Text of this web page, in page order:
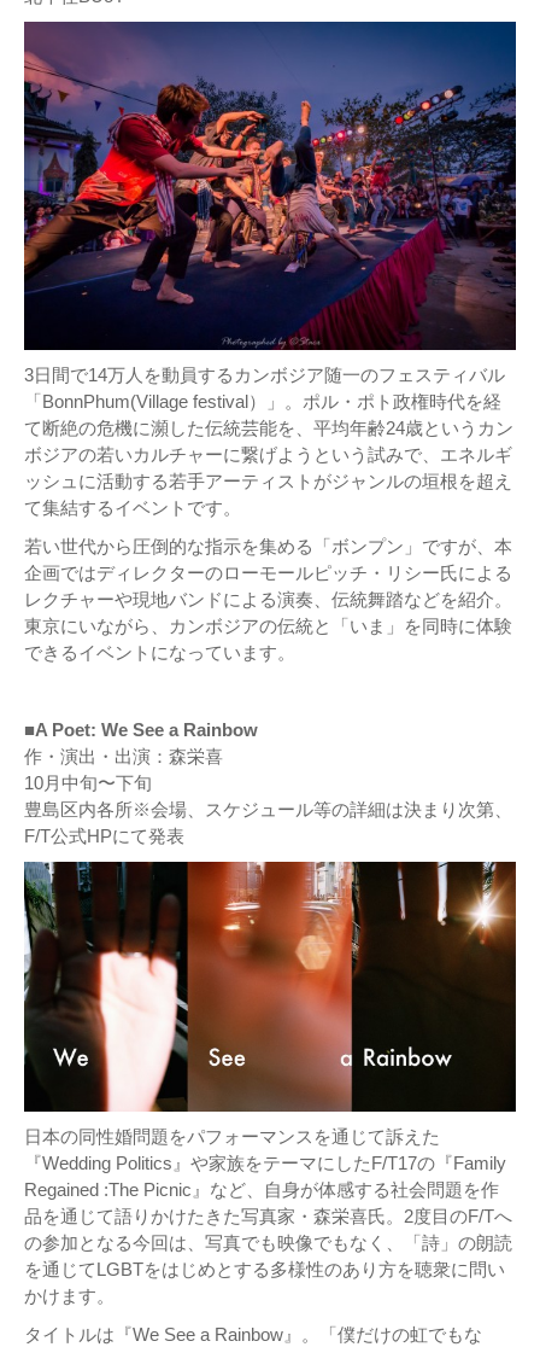
3日間で14万人を動員するカンボジア随一のフェスティバル
「BonnPhum(Village festival）」。ポル・ポト政権時代を経
て断絶の危機に瀕した伝統芸能を、平均年齢24歳というカン
ボジアの若いカルチャーに繋げようという試みで、エネルギ
ッシュに活動する若手アーティストがジャンルの垣根を超え
て集結するイベントです。
若い世代から圧倒的な指示を集める「ボンプン」ですが、本
企画ではディレクターのローモールピッチ・リシー氏による
レクチャーや現地バンドによる演奏、伝統舞踏などを紹介。
東京にいながら、カンボジアの伝統と「いま」を同時に体験
できるイベントになっています。
■A Poet: We See a Rainbow
作・演出・出演：森栄喜
10月中旬〜下旬
豊島区内各所※会場、スケジュール等の詳細は決まり次第、
F/T公式HPにて発表
日本の同性婚問題をパフォーマンスを通じて訴えた
『Wedding Politics』や家族をテーマにしたF/T17の『Family
Regained :The Picnic』など、自身が体感する社会問題を作
品を通じて語りかけたきた写真家・森栄喜氏。2度目のF/Tへ
の参加となる今回は、写真でも映像でもなく、「詩」の朗読
を通じてLGBTをはじめとする多様性のあり方を聴衆に問い
かけます。
タイトルは『We See a Rainbow』。「僕だけの虹でもな